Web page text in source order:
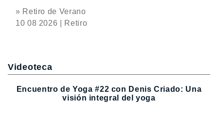
» Retiro de Verano
10 08 2026 | Retiro
Videoteca
Encuentro de Yoga #22 con Denis Criado: Una
visión integral del yoga